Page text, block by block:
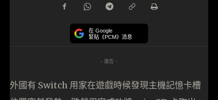
在 Google
緊貼《PCM》消息
- 廣告 -
外國有 Switch 用家在遊戲時候發現主機記憶卡槽